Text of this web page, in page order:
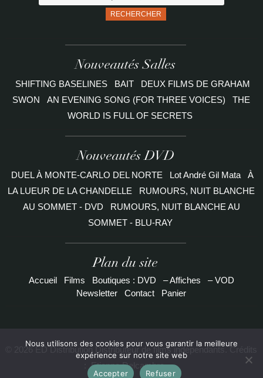
RECHERCHER
Nouveautés Salles
SHIFTING BASELINES BAIT
DEUX FILMS DE GRAHAM
SWON
AN EVENING SONG (FOR THREE VOICES)
THE
WORLD IS FULL OF SECRETS
Nouveautés DVD
DUEL À MONTE-CARLO DEL NORTE Lot André Gil Mata
À
LA LUEUR DE LA CHANDELLE
RUMOURS, NUIT BLANCHE
AU SOMMET - DVD
RUMOURS, NUIT BLANCHE AU
SOMMET - BLU-RAY
Plan du site
Accueil Films Boutiques : DVD – Affiches
– VOD
Newsletter
Contact Panier
© 2026 ED Distribution Distributeur de films indépendants. Crédits
Etienne Delcambre
Nous utilisons des cookies pour vous garantir la meilleure
expérience sur notre site web
Accepter
Refuser